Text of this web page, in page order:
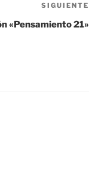
SIGUIENTE
«Pensamiento 21»